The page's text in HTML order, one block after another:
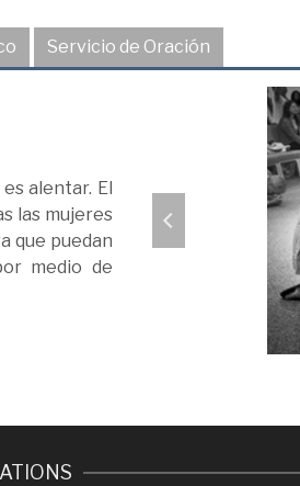
Servicio de Oración
alentar. El
las mujeres
que puedan
medio de